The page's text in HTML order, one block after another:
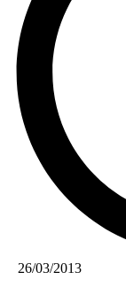
26/03/2013